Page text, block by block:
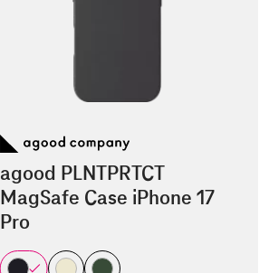
agood PLNTPRTCT
MagSafe Case iPhone 17
Pro